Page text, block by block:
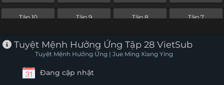
Tập 10 Tập 9 Tập 8 Tập 7
Tập 6 Tập 5 Tập 4
Tuyệt Mệnh Hưởng Ứng Tập 28 VietSub
Tuyệt Mệnh Hưởng Ứng | Jue Ming Xiang Ying
Đang cập nhật